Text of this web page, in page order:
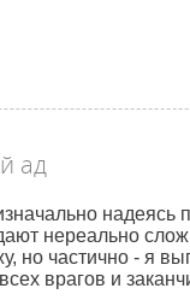
ад
надеясь
нереально
но частично - я
врагов и